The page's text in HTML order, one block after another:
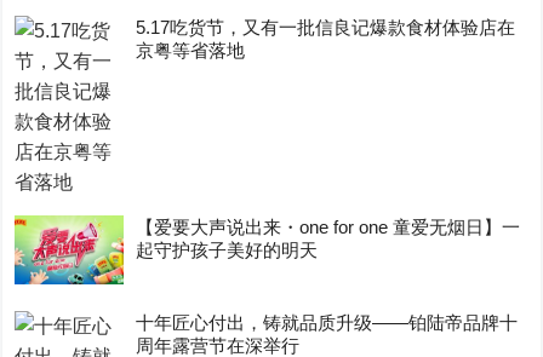
5.17吃货节，又有一批信良记爆款食材体验店在
京粤等省落地
【爱要大声说出来・one for one 童爱无烟日】一
起守护孩子美好的明天
十年匠心付出，铸就品质升级——铂陆帝品牌十
周年露营节在深举行